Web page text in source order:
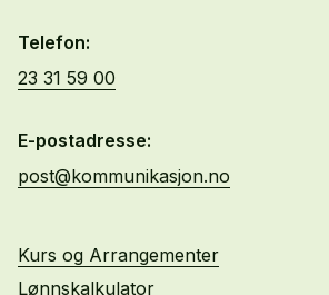
Telefon:
23 31 59 00
E-postadresse:
post@kommunikasjon.no
Kurs og Arrangementer
Lønnskalkulator